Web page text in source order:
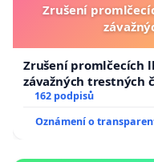
Zrušení
Zrušení promlčecích
závažných trestných
162 podpisů
Oznámení o